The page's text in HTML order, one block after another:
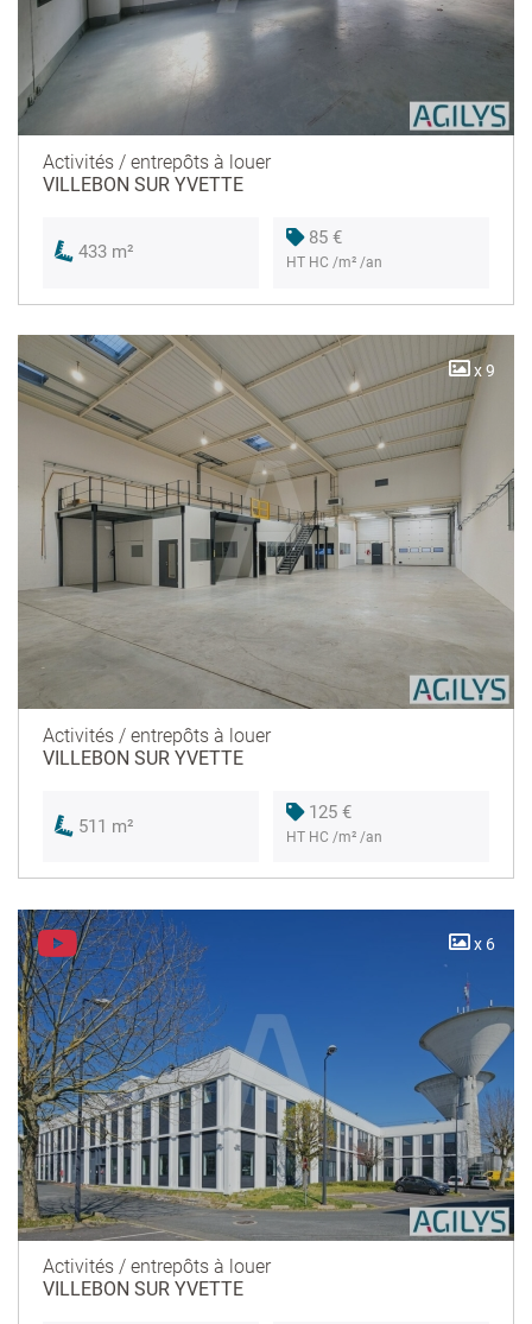
Activités / entrepôts à louer
VILLEBON SUR YVETTE
433 m²
85 €
HT HC /m² /an
x 9
Activités / entrepôts à louer
VILLEBON SUR YVETTE
511 m²
125 €
HT HC /m² /an
x 6
Activités / entrepôts à louer
VILLEBON SUR YVETTE